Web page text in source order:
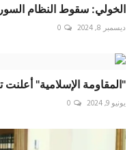
الخولي: سقوط النظام
ديسمبر 8, 2024 0
"المقاومة الإسلامية"
يونيو 9, 2024 0